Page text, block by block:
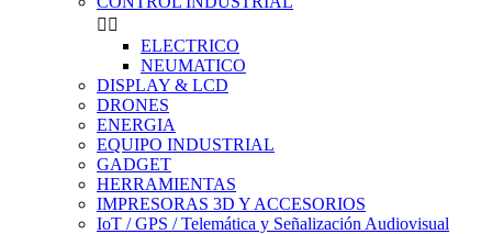
 
ELECTRICO
NEUMATICO
DISPLAY & LCD
DRONES
ENERGIA
EQUIPO INDUSTRIAL
GADGET
HERRAMIENTAS
IMPRESORAS 3D Y ACCESORIOS
IoT / GPS / Telemática y Señalización Audiovisual